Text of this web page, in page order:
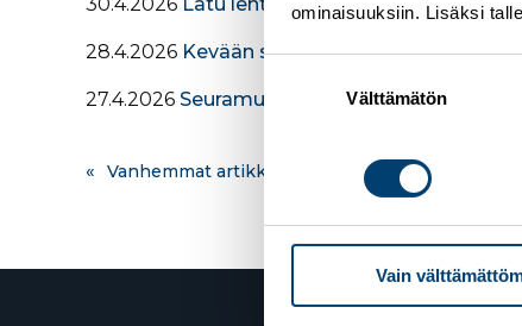
ominaisuuksiin. Lisäksi
valinta
Välttämätön
Vain
28.4.2026 Kevään seurawebinaari
27.4.2026 Seuramuutot kaudelle 2026–2027
Artikkelien
Vanhemmat artikkelit